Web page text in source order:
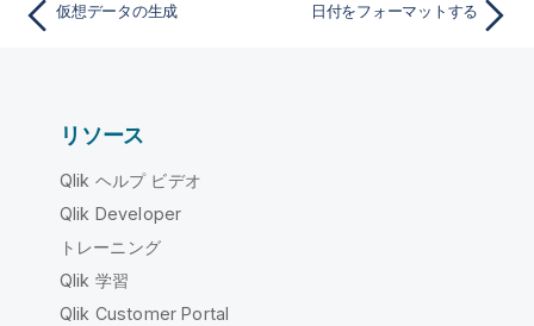
仮想データの生成 日付をフォーマットする
リソース
Qlik ヘルプ ビデオ
Qlik Developer
トレーニング
Qlik 学習
Qlik Customer Portal